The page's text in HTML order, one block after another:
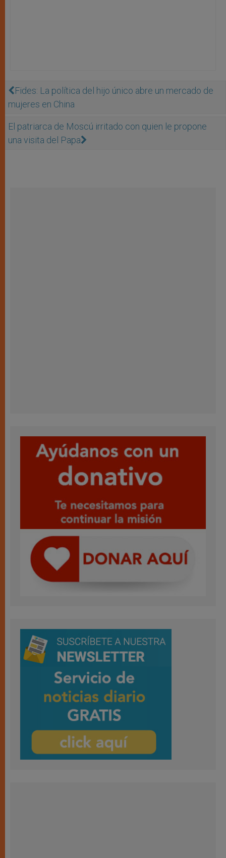
Fides: La política del hijo único abre un mercado de
mujeres en China
El patriarca de Moscú irritado con quien le propone
una visita del Papa